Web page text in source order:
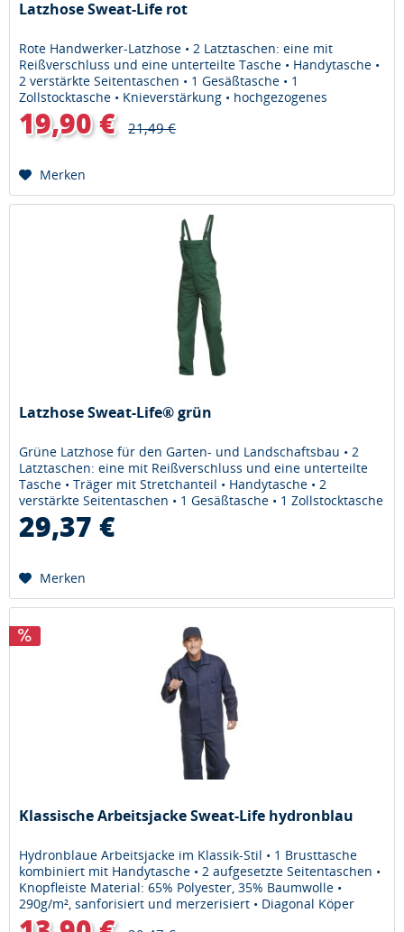
Latzhose Sweat-Life rot
Rote Handwerker-Latzhose • 2 Latztaschen: eine mit
Reißverschluss und eine unterteilte Tasche • Handytasche •
2 verstärkte Seitentaschen • 1 Gesäßtasche • 1
Zollstocktasche • Knieverstärkung • hochgezogenes
Rückenteil • Gummizug im Bund...
19,90 € 21,49 €
Merken
Latzhose Sweat-Life® grün
Grüne Latzhose für den Garten- und Landschaftsbau • 2
Latztaschen: eine mit Reißverschluss und eine unterteilte
Tasche • Träger mit Stretchanteil • Handytasche • 2
verstärkte Seitentaschen • 1 Gesäßtasche • 1 Zollstocktasche
•...
29,37 €
Merken
Klassische Arbeitsjacke Sweat-Life hydronblau
Hydronblaue Arbeitsjacke im Klassik-Stil • 1 Brusttasche
kombiniert mit Handytasche • 2 aufgesetzte Seitentaschen •
Knopfleiste Material: 65% Polyester, 35% Baumwolle •
290g/m², sanforisiert und merzerisiert • Diagonal Köper
Noch mehr...